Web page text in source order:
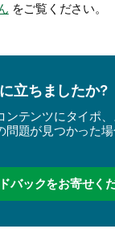
をご覧ください。
立ちましたか?
テンツにタイポ、
問題が見つかった
バックをお寄せく